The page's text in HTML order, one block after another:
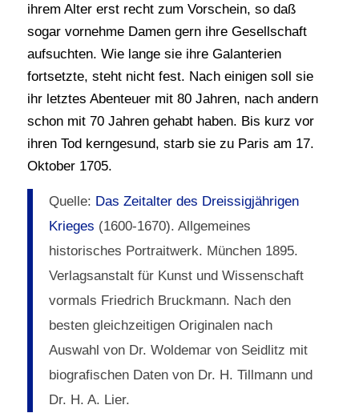
ihrem Alter erst recht zum Vorschein, so daß
sogar vornehme Damen gern ihre Gesellschaft
aufsuchten. Wie lange sie ihre Galanterien
fortsetzte, steht nicht fest. Nach einigen soll sie
ihr letztes Abenteuer mit 80 Jahren, nach andern
schon mit 70 Jahren gehabt haben. Bis kurz vor
ihren Tod kerngesund, starb sie zu Paris am 17.
Oktober 1705.
Quelle: Das Zeitalter des Dreissigjährigen
Krieges (1600-1670). Allgemeines
historisches Portraitwerk. München 1895.
Verlagsanstalt für Kunst und Wissenschaft
vormals Friedrich Bruckmann. Nach den
besten gleichzeitigen Originalen nach
Auswahl von Dr. Woldemar von Seidlitz mit
biografischen Daten von Dr. H. Tillmann und
Dr. H. A. Lier.